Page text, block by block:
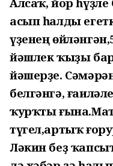
асып һалды
үҙенең
йәшлек ҡыҙы
йәшерҙе.
белгәнгә,
ҡурҡты
түгел,артыҡ
Ләкин беҙ